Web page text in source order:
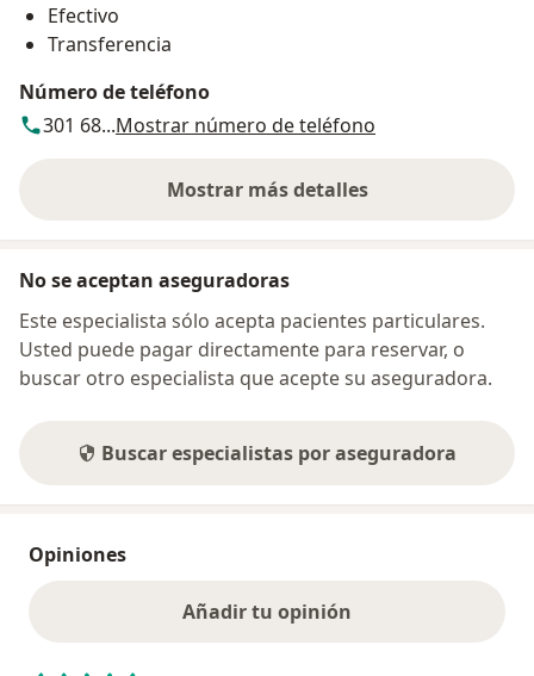
Efectivo
Transferencia
Número de teléfono
301 68...Mostrar número de teléfono
Mostrar más detalles
sobre la dirección
No se aceptan aseguradoras
Este especialista sólo acepta pacientes particulares.
Usted puede pagar directamente para reservar, o
buscar otro especialista que acepte su aseguradora.
Buscar especialistas por aseguradora
Opiniones
Añadir tu opinión